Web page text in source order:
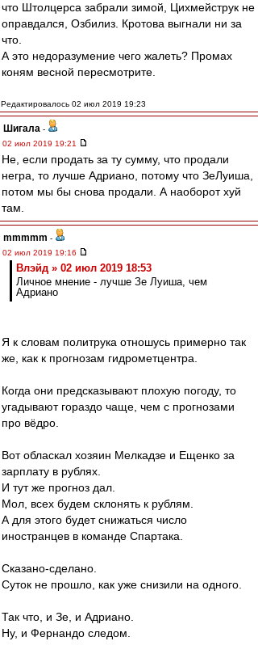
что Штолцерса забрали зимой, Цихмейструк не
оправдался, Озбилиз. Кротова выгнали ни за
что.
А это недоразумение чего жалеть? Промах
коням весной пересмотрите.
Редактировалось 02 июл 2019 19:23
Шигала -
02 июл 2019 19:21
Не, если продать за ту сумму, что продали
негра, то лучше Адриано, потому что ЗеЛуиша,
потом мы бы снова продали. А наоборот хуй
там.
mmmmm -
02 июл 2019 19:16
Влэйд » 02 июл 2019 18:53
Личное мнение - лучше Зе Луиша, чем
Адриано
Я к словам политрука отношусь примерно так
же, как к прогнозам гидрометцентра.
Когда они предсказывают плохую погоду, то
угадывают гораздо чаще, чем с прогнозами
про вёдро.
Вот обласкал хозяин Мелкадзе и Ещенко за
зарплату в рублях.
И тут же прогноз дал.
Мол, всех будем склонять к рублям.
А для этого будет снижаться число
иностранцев в команде Спартака.
Сказано-сделано.
Суток не прошло, как уже снизили на одного.
Так что, и Зе, и Адриано.
Ну, и Фернандо следом.